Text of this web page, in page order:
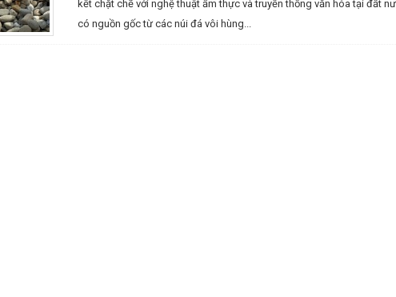
kết chặt chẽ với nghệ thuật ẩm thực và truyền thống văn hóa tại đất
có nguồn gốc từ các núi đá vôi hùng...